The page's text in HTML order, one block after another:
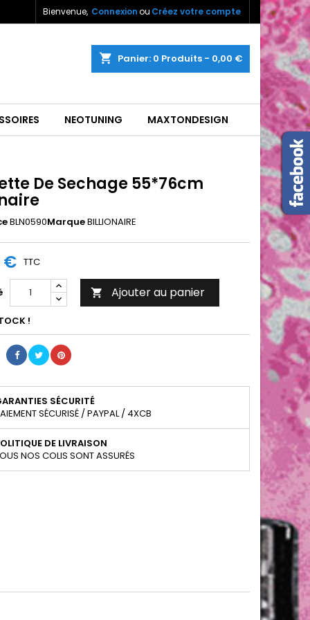
Bienvenue, Connexionou Créez votre compte
shopping_cart Panier: 0 Produits - 0,00 €
NEOTUNING MAXTONDESIGN
De Sechage 55*76cm
BLN0590MarqueBILLIONAIRE
€ TTC
 Ajouter au panier
!
SÉCURITÉ
SÉCURISÉ / PAYPAL / 4XCB
DE LIVRAISON
NOS COLIS SONT ASSURÉS